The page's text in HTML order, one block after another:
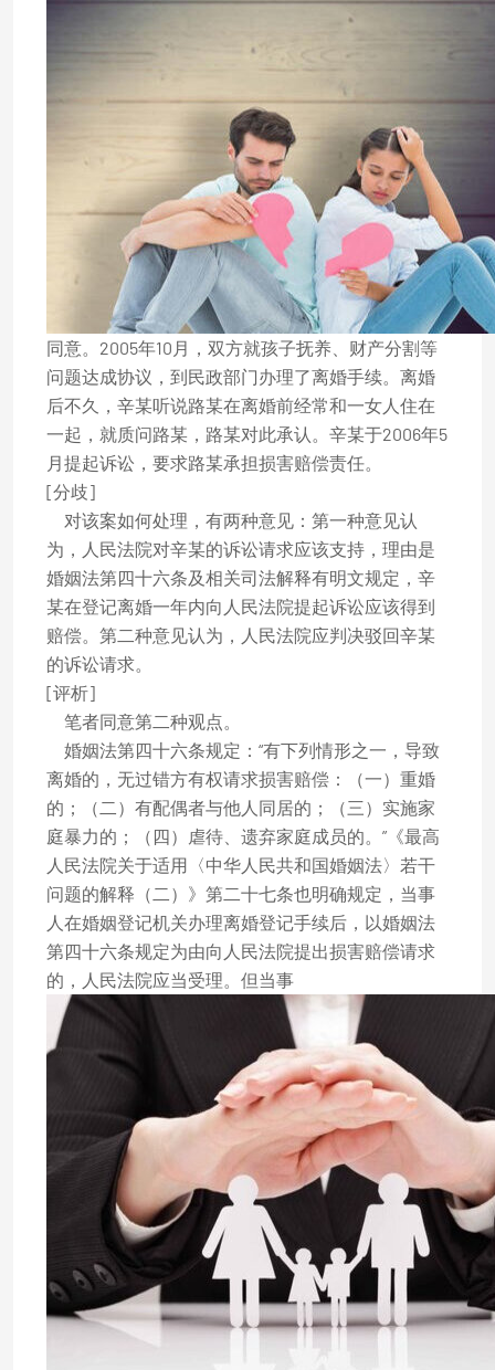
同意。2005年10月，双方就孩子抚养、财产分割等
问题达成协议，到民政部门办理了离婚手续。离婚
后不久，辛某听说路某在离婚前经常和一女人住在
一起，就质问路某，路某对此承认。辛某于2006年5
月提起诉讼，要求路某承担损害赔偿责任。
[分歧]
对该案如何处理，有两种意见：第一种意见认
为，人民法院对辛某的诉讼请求应该支持，理由是
婚姻法第四十六条及相关司法解释有明文规定，辛
某在登记离婚一年内向人民法院提起诉讼应该得到
赔偿。第二种意见认为，人民法院应判决驳回辛某
的诉讼请求。
[评析]
笔者同意第二种观点。
婚姻法第四十六条规定：“有下列情形之一，导致
离婚的，无过错方有权请求损害赔偿：（一）重婚
的；（二）有配偶者与他人同居的；（三）实施家
庭暴力的；（四）虐待、遗弃家庭成员的。”《最高
人民法院关于适用〈中华人民共和国婚姻法〉若干
问题的解释（二）》第二十七条也明确规定，当事
人在婚姻登记机关办理离婚登记手续后，以婚姻法
第四十六条规定为由向人民法院提出损害赔偿请求
的，人民法院应当受理。但当事